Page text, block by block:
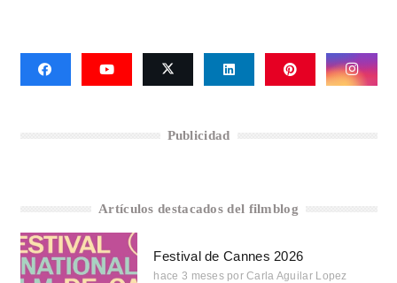
Publicidad
Artículos destacados del filmblog
Festival de Cannes 2026
hace 3 meses por Carla Aguilar Lopez